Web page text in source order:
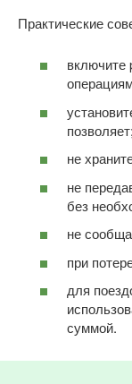
Практические
включите
позволяет;
не
не
без
не
при
для
суммой.